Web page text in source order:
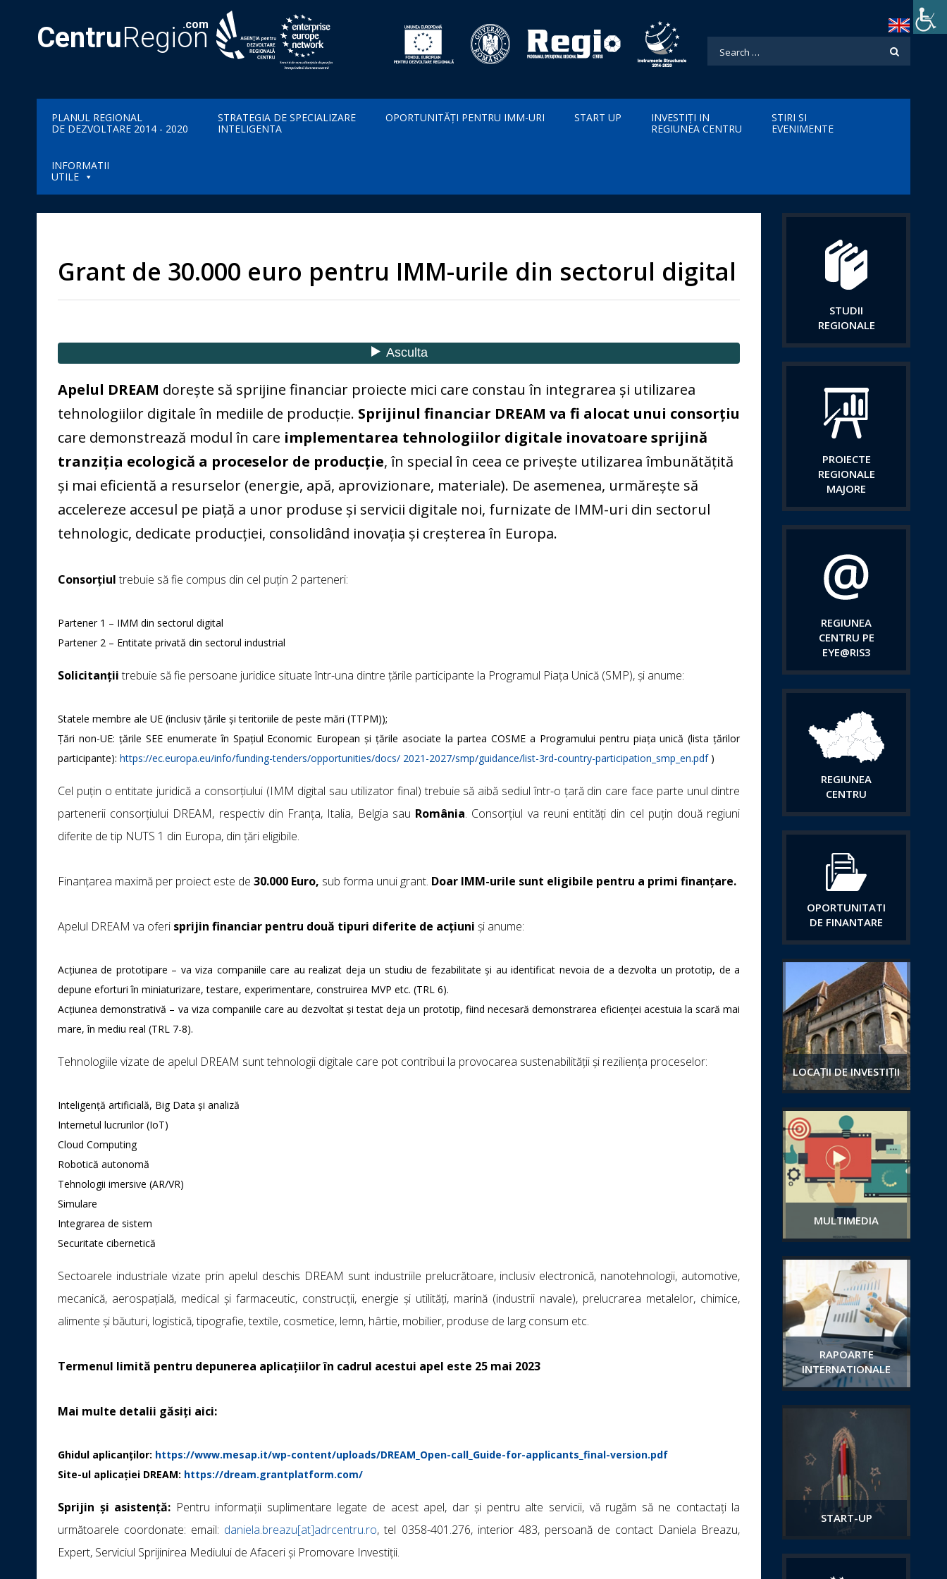
CentruRegion
.com
PLANUL REGIONAL
DE DEZVOLTARE 2014 - 2020
STRATEGIA DE SPECIALIZARE
INTELIGENTA
OPORTUNITĂȚI PENTRU IMM-URI START UP
INVESTIȚI IN
REGIUNEA CENTRU
STIRI SI
EVENIMENTE
INFORMATII
UTILE
Grant de 30.000 euro pentru IMM-urile din sectorul digital
Apelul DREAM dorește să sprijine financiar proiecte mici care constau în integrarea și utilizarea
tehnologiilor digitale în mediile de producție. Sprijinul financiar DREAM va fi alocat unui consorțiu
care demonstrează modul în care implementarea tehnologiilor digitale inovatoare sprijină
tranziția ecologică a proceselor de producție, în special în ceea ce privește utilizarea îmbunătățită
și mai eficientă a resurselor (energie, apă, aprovizionare, materiale). De asemenea, urmărește să
accelereze accesul pe piață a unor produse și servicii digitale noi, furnizate de IMM-uri din sectorul
tehnologic, dedicate producției, consolidând inovația și creșterea în Europa.
Consorțiultrebuie să fie compus din cel puțin 2 parteneri:
Partener 1 – IMM din sectorul digital
Partener 2 – Entitate privată din sectorul industrial
Solicitanțiitrebuie să fie persoane juridice situate într-una dintre țările participante la Programul Piața Unică (SMP), și anume:
Statele membre ale UE (inclusiv țările și teritoriile de peste mări (TTPM));
Țări non-UE: țările SEE enumerate în Spațiul Economic European și țările asociate la partea COSME a Programului pentru piața unică (lista țărilor
participante): https://ec.europa.eu/info/funding-tenders/opportunities/docs/ 2021-2027/smp/guidance/list-3rd-country-participation_smp_en.pdf)
Cel puțin o entitate juridică a consorțiului (IMM digital sau utilizator final) trebuie să aibă sediul într-o țară din care face parte unul dintre
partenerii consorțiului DREAM, respectiv din Franța, Italia, Belgia sau România. Consorțiul va reuni entități din cel puțin două regiuni
diferite de tip NUTS 1 din Europa, din țări eligibile.
Finanțarea maximă per proiect este de 30.000 Euro, sub forma unui grant. Doar IMM-urile sunt eligibile pentru a primi finanțare.
Apelul DREAM va oferi sprijin financiar pentru două tipuri diferite de acțiuni și anume:
Acțiunea de prototipare – va viza companiile care au realizat deja un studiu de fezabilitate și au identificat nevoia de a dezvolta un prototip, de a
depune eforturi în miniaturizare, testare, experimentare, construirea MVP etc. (TRL 6).
Acțiunea demonstrativă – va viza companiile care au dezvoltat și testat deja un prototip, fiind necesară demonstrarea eficienței acestuia la scară mai
mare, în mediu real (TRL 7-8).
Tehnologiile vizate de apelul DREAM sunt tehnologii digitale care pot contribui la provocarea sustenabilității și reziliența proceselor:
Inteligență artificială, Big Data și analiză
Internetul lucrurilor (IoT)
Cloud Computing
Robotică autonomă
Tehnologii imersive (AR/VR)
Simulare
Integrarea de sistem
Securitate cibernetică
Sectoarele industriale vizate prin apelul deschis DREAM sunt industriile prelucrătoare, inclusiv electronică, nanotehnologii, automotive,
mecanică, aerospațială, medical și farmaceutic, construcții, energie și utilități, marină (industrii navale), prelucrarea metalelor, chimice,
alimente și băuturi, logistică, tipografie, textile, cosmetice, lemn, hârtie, mobilier, produse de larg consum etc.
Termenul limită pentru depunerea aplicațiilor în cadrul acestui apel este 25 mai 2023
Mai multe detalii găsiți aici:
Ghidul aplicanților: https://www.mesap.it/wp-content/uploads/DREAM_Open-call_Guide-for-applicants_final-version.pdf
Site-ul aplicației DREAM: https://dream.grantplatform.com/
Sprijin și asistență: Pentru informații suplimentare legate de acest apel, dar și pentru alte servicii, vă rugăm să ne contactați la
următoarele coordonate: email: daniela.breazu[at]adrcentru.ro, tel 0358-401.276, interior 483, persoană de contact Daniela Breazu,
Expert, Serviciul Sprijinirea Mediului de Afaceri și Promovare Investiții.
STUDII
REGIONALE
PROIECTE
REGIONALE
MAJORE
REGIUNEA
CENTRU PE
EYE@RIS3
REGIUNEA
CENTRU
OPORTUNITATI
DE FINANTARE
LOCAȚII DE INVESTIȚII
MULTIMEDIA
RAPOARTE
INTERNATIONALE
START-UP